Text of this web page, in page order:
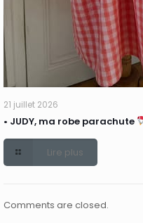
21 juillet 2026
• JUDY, ma robe parachute
Lire plus
Comments are closed.